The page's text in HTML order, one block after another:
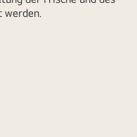
werden.